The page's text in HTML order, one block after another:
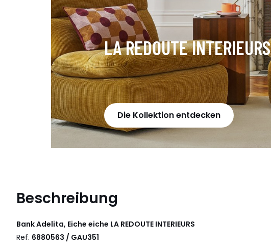
LA REDOUTE INTERIEURS
Die Kollektion entdecken
Beschreibung
Bank Adelita, Eiche eiche LA REDOUTE INTERIEURS
Ref. 6880563 / GAU351